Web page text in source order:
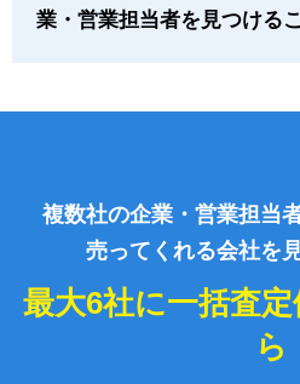
業・営業担当者を見つける
複数社の企業・営業担当
売ってくれる会社を
最大6社に一括査
ら